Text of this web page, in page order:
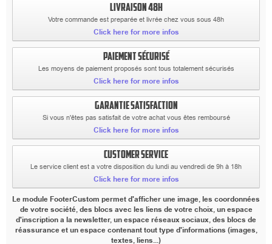
LIVRAISON 48H
Votre commande est preparée et livrée chez vous sous 48h
Click here for more infos
PAIEMENT SÉCURISÉ
Les moyens de paiement proposés sont tous totalement sécurisés
Click here for more infos
GARANTIE SATISFACTION
Si vous n'êtes pas satisfait de votre achat vous êtes remboursé
Click here for more infos
CUSTOMER SERVICE
Le service client est a votre disposition du lundi au vendredi de 9h à 18h
Click here for more infos
Le module FooterCustom permet d'afficher une image, les coordonnées
de votre société, des blocs avec les liens de votre choix, un espace
d'inscription a la newsletter, un espace réseaux sociaux, des blocs de
réassurance et un espace contenant tout type d'informations (images,
textes, liens...)